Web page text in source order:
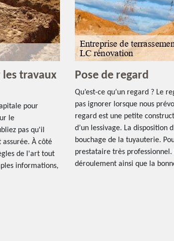
travaux
pour
le
pas qu'il
À côté
de l'art tout
informations,
Pose de regard
Qu’est-ce qu’un regard ? Le
pas ignorer lorsque nous
regard est une petite
d’un lessivage. La disposition
bouchage de la tuyauterie.
prestataire très
déroulement ainsi que la